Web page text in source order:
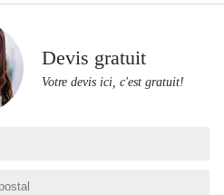
Devis gratuit
Votre devis ici, c'est gratuit!